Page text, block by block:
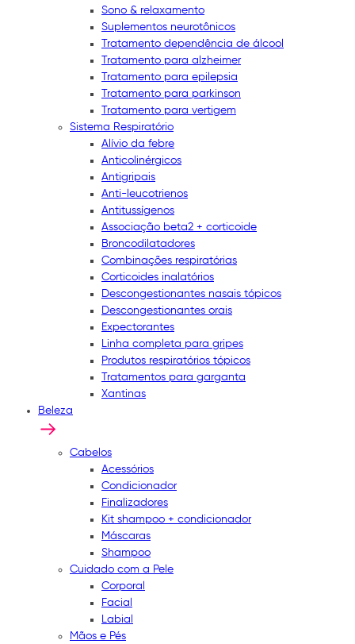
Sono & relaxamento
Suplementos neurotônicos
Tratamento dependência de álcool
Tratamento para alzheimer
Tratamento para epilepsia
Tratamento para parkinson
Tratamento para vertigem
Sistema Respiratório
Alívio da febre
Anticolinérgicos
Antigripais
Anti-leucotrienos
Antitussígenos
Associação beta2 + corticoide
Broncodilatadores
Combinações respiratórias
Corticoides inalatórios
Descongestionantes nasais tópicos
Descongestionantes orais
Expectorantes
Linha completa para gripes
Produtos respiratórios tópicos
Tratamentos para garganta
Xantinas
Beleza
Cabelos
Acessórios
Condicionador
Finalizadores
Kit shampoo + condicionador
Máscaras
Shampoo
Cuidado com a Pele
Corporal
Facial
Labial
Mãos e Pés